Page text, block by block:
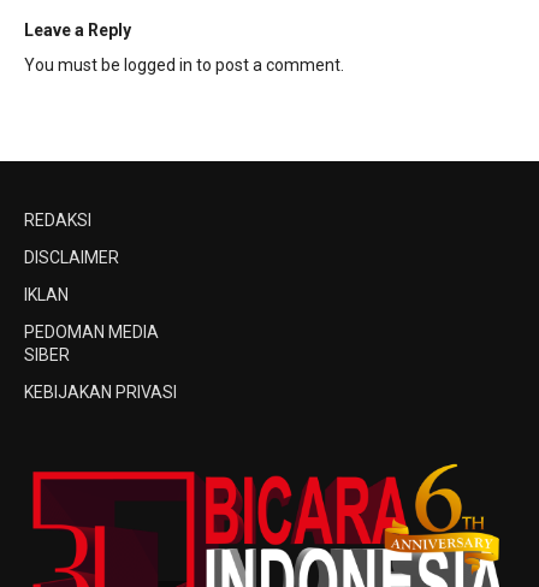
Leave a Reply
You must be logged in to post a comment.
REDAKSI
DISCLAIMER
IKLAN
PEDOMAN MEDIA
SIBER
KEBIJAKAN PRIVASI